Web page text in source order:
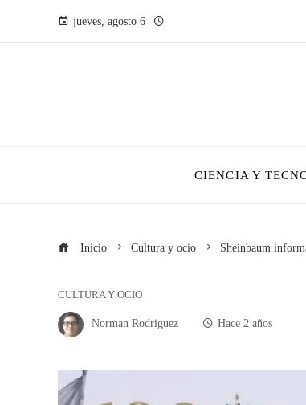
jueves, agosto 6
CIENCIA Y
Inicio Cultura y ocio Sheinbaum
CULTURA Y OCIO
Norman Rodriguez Hace 2 años